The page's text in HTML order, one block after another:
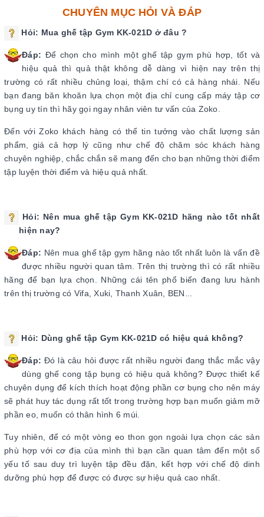
CHUYÊN MỤC HỎI VÀ ĐÁP
Hỏi: Mua ghế tập Gym KK-021D ở đâu ?
Đáp: Để chọn cho mình một ghế tập gym phù hợp, tốt và
hiệu quả thì quả thật không dễ dàng vì hiện nay trên thị
trường có rất nhiều chủng loại, thậm chí có cả hàng nhái. Nếu
bạn đang băn khoăn lựa chọn một địa chỉ cung cấp máy tập cơ
bụng uy tín thì hãy gọi ngay nhân viên tư vấn của Zoko.
Đến với Zoko khách hàng có thể tin tưởng vào chất lượng sản
phẩm, giá cả hợp lý cũng như chế độ chăm sóc khách hàng
chuyên nghiệp, chắc chắn sẽ mang đến cho bạn những thời điểm
tập luyện thời điểm và hiệu quả nhất.
Hỏi: Nên mua ghế tập Gym KK-021D hãng nào tốt nhất
hiện nay?
Đáp: Nên mua ghế tập gym hãng nào tốt nhất luôn là vấn đề
được nhiều người quan tâm. Trên thị trường thì có rất nhiều
hãng để bạn lựa chọn. Những cái tên phổ biến đang lưu hành
trên thị trường có Vifa, Xuki, Thanh Xuân, BEN...
Hỏi: Dùng ghế tập Gym KK-021D có hiệu quả không?
Đáp: Đó là câu hỏi được rất nhiều người đang thắc mắc vậy
dùng ghế cong tập bụng có hiệu quả không? Được thiết kế
chuyên dụng để kích thích hoạt động phần cơ bụng cho nên máy
sẽ phát huy tác dụng rất tốt trong trường hợp bạn muốn giảm mỡ
phần eo, muốn có thân hình 6 múi.
Tuy nhiên, để có một vòng eo thon gọn ngoài lựa chọn các sản
phù hợp với cơ địa của mình thì bạn cần quan tâm đến một số
yếu tố sau duy trì luyện tập đều đặn, kết hợp với chế độ dinh
dưỡng phù hợp để được có được sự hiệu quả cao nhất.